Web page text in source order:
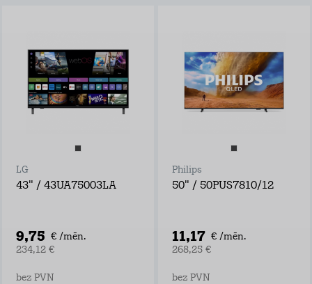
LG
43" / 43UA75003LA
9,75 € /mēn.
234,12 €
bez PVN
Philips
50" / 50PUS7810/12
11,17 € /mēn.
268,25 €
bez PVN